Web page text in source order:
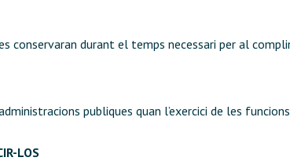
conservaran durant el temps necessari per al
publiques quan l’exercici de les
LOS